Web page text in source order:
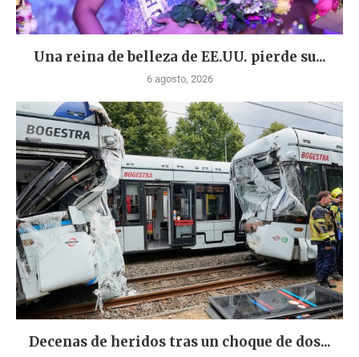
Una reina de belleza de EE.UU. pierde su...
6 agosto, 2026
Decenas de heridos tras un choque de dos...